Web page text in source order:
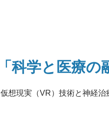
「科学と医療
仮想現実（VR）技術と神経治